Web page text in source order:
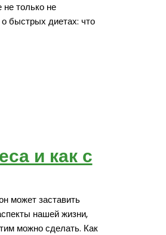
только не
быстрых диетах: что
и как с
может заставить
нашей жизни,
можно сделать. Как